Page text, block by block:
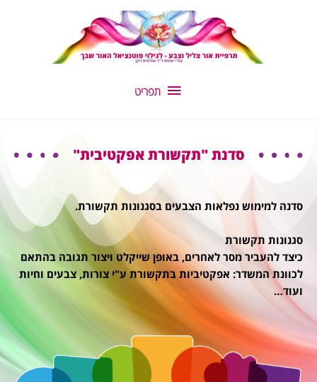
תפריט
תפריט
סדנת "תקשורת אפקטיבית"
סדנה למימוש נפלאות הצבעים בסגנונות תקשורת.
סגנונות תקשורת
כיצד להעביר מסר לאחרים, באופן שייקלט ויצור תגובה בהתאם
לכוונת המשדר: אפקטיביות בתקשורת ע"י צורות, צבעים וחיות
ועוד…